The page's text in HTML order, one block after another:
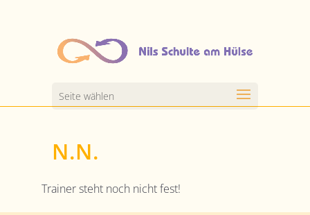
Seite wählen
N.N.
Trainer steht noch nicht fest!